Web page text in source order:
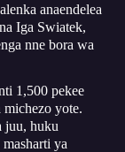
anaendelea
Iga Swiatek,
nne bora wa
1,500 pekee
yote.
juu, huku
ya